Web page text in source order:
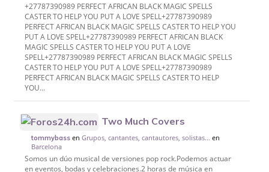
+27787390989 PERFECT AFRICAN BLACK MAGIC SPELLS
CASTER TO HELP YOU PUT A LOVE SPELL+27787390989
PERFECT AFRICAN BLACK MAGIC SPELLS CASTER TO HELP YOU
PUT A LOVE SPELL+27787390989 PERFECT AFRICAN BLACK
MAGIC SPELLS CASTER TO HELP YOU PUT A LOVE
SPELL+27787390989 PERFECT AFRICAN BLACK MAGIC SPELLS
CASTER TO HELP YOU PUT A LOVE SPELL+27787390989
PERFECT AFRICAN BLACK MAGIC SPELLS CASTER TO HELP
YOU...
Two Much Covers
tommybass enGrupos, cantantes, cantautores, solistas... en
Barcelona
Somos un dúo musical de versiones pop rock.Podemos actuar
en eventos, bodas y celebraciones.2 horas de música en